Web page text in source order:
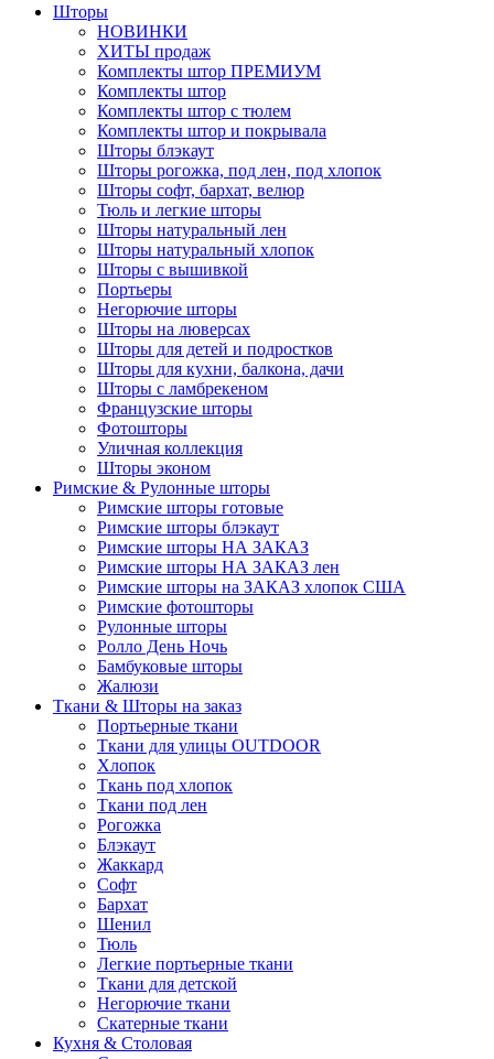
Шторы
НОВИНКИ
ХИТЫ продаж
Комплекты штор ПРЕМИУМ
Комплекты штор
Комплекты штор с тюлем
Комплекты штор и покрывала
Шторы блэкаут
Шторы рогожка, под лен, под хлопок
Шторы софт, бархат, велюр
Тюль и легкие шторы
Шторы натуральный лен
Шторы натуральный хлопок
Шторы с вышивкой
Портьеры
Негорючие шторы
Шторы на люверсах
Шторы для детей и подростков
Шторы для кухни, балкона, дачи
Шторы с ламбрекеном
Французские шторы
Фотошторы
Уличная коллекция
Шторы эконом
Римские & Рулонные шторы
Римские шторы готовые
Римские шторы блэкаут
Римские шторы НА ЗАКАЗ
Римские шторы НА ЗАКАЗ лен
Римские шторы на ЗАКАЗ хлопок США
Римские фотошторы
Рулонные шторы
Ролло День Ночь
Бамбуковые шторы
Жалюзи
Ткани & Шторы на заказ
Портьерные ткани
Ткани для улицы OUTDOOR
Хлопок
Ткань под хлопок
Ткани под лен
Рогожка
Блэкаут
Жаккард
Софт
Бархат
Шенил
Тюль
Легкие портьерные ткани
Ткани для детской
Негорючие ткани
Скатерные ткани
Кухня & Столовая